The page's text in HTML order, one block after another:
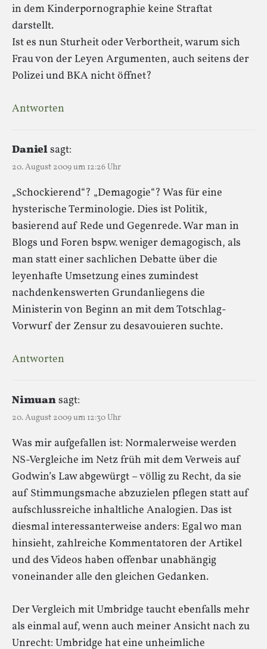
in dem Kinderpornographie keine Straftat
darstellt.
Ist es nun Sturheit oder Verbortheit, warum sich
Frau von der Leyen Argumenten, auch seitens der
Polizei und BKA nicht öffnet?
Antworten
Danielsagt:
20. August 2009 um 12:26 Uhr
„Schockierend“? „Demagogie“? Was für eine
hysterische Terminologie. Dies ist Politik,
basierend auf Rede und Gegenrede. War man in
Blogs und Foren bspw. weniger demagogisch, als
man statt einer sachlichen Debatte über die
leyenhafte Umsetzung eines zumindest
nachdenkenswerten Grundanliegens die
Ministerin von Beginn an mit dem Totschlag-
Vorwurf der Zensur zu desavouieren suchte.
Antworten
Nimuansagt:
20. August 2009 um 12:30 Uhr
Was mir aufgefallen ist: Normalerweise werden
NS-Vergleiche im Netz früh mit dem Verweis auf
Godwin’s Law abgewürgt – völlig zu Recht, da sie
auf Stimmungsmache abzuzielen pflegen statt auf
aufschlussreiche inhaltliche Analogien. Das ist
diesmal interessanterweise anders: Egal wo man
hinsieht, zahlreiche Kommentatoren der Artikel
und des Videos haben offenbar unabhängig
voneinander alle den gleichen Gedanken.
Der Vergleich mit Umbridge taucht ebenfalls mehr
als einmal auf, wenn auch meiner Ansicht nach zu
Unrecht: Umbridge hat eine unheimliche